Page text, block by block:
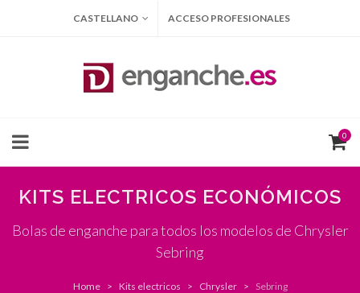
CASTELLANO ACCESO PROFESIONALES
0
KITS ELECTRICOS ECONÓMICOS
Bolas de enganche para todos los modelos de Chrysler
Sebring
Home Kits electricos Chrysler Sebring